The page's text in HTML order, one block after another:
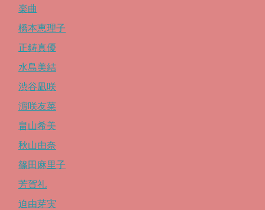
楽曲
橋本恵理子
正鋳真優
水島美結
渋谷凪咲
濵咲友菜
畠山希美
秋山由奈
篠田麻里子
芳賀礼
迫由芽実